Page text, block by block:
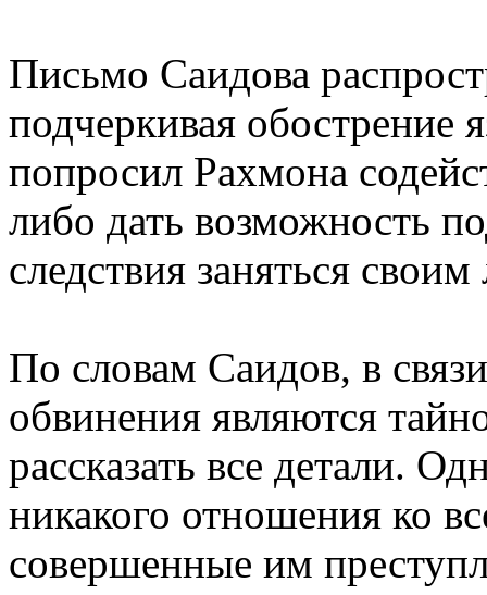
Письмо Саидова
подчеркивая обострение
попросил Рахмона
либо дать возможность
следствия заняться
По словам Саидов, в
обвинения являются
рассказать все детали.
никакого отношения ко
совершенные им